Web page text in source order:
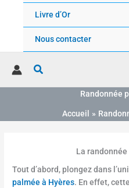
Livre d’Or
Nous contacter
Rechercher
Randonnée
Accueil
La
Tout d’abord, plongez dans
palmée à Hyères. En effet,
3
5
.
8
0
0
€